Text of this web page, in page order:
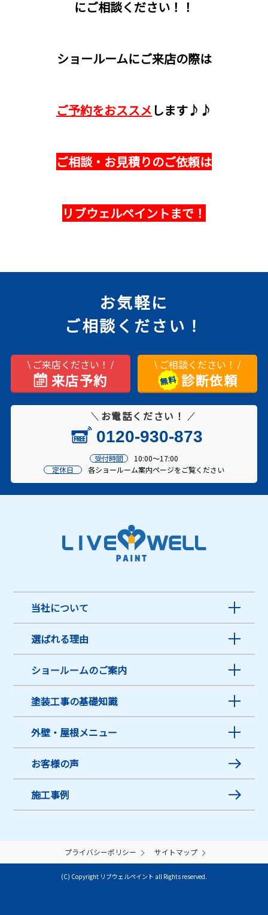
にご相談ください！！
ショールームにご来店の際は
ご予約をおススメします♪♪
ご相談・お見積りのご依頼は
リブウェルペイントまで！
お気軽に
ご相談ください！
ご来店ください！
来店予約
ご相談ください！
診断依頼
お電話ください！
0120-930-873
受付時間
10:00～17:00
定休日
各ショールーム案内ページをご覧ください
当社について
選ばれる理由
ショールームのご案内
塗装工事の基礎知識
外壁・屋根メニュー
お客様の声
施工事例
プライバシーポリシー サイトマップ
(C) Copyright リブウェルペイント all Rights reserved.